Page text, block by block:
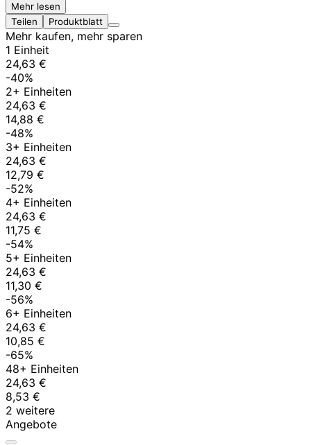
Mehr lesen
Teilen
Produktblatt
Mehr kaufen, mehr sparen
1 Einheit
24,63 €
-40%
2+ Einheiten
24,63 €
14,88 €
-48%
3+ Einheiten
24,63 €
12,79 €
-52%
4+ Einheiten
24,63 €
11,75 €
-54%
5+ Einheiten
24,63 €
11,30 €
-56%
6+ Einheiten
24,63 €
10,85 €
-65%
48+ Einheiten
24,63 €
8,53 €
2 weitere
Angebote